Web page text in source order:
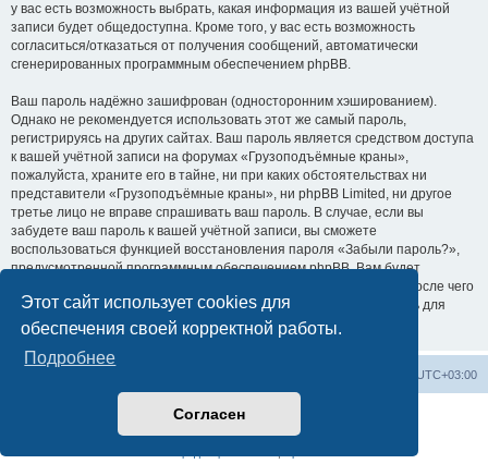
Этот сайт использует cookies для
обеспечения своей корректной работы.
Подробнее
Согласен
у вас есть возможность выбрать, какая информация из вашей учётной
записи будет общедоступна. Кроме того, у вас есть возможность
согласиться/отказаться от получения сообщений, автоматически
сгенерированных программным обеспечением phpBB.
Ваш пароль надёжно зашифрован (односторонним хэшированием).
Однако не рекомендуется использовать этот же самый пароль,
регистрируясь на других сайтах. Ваш пароль является средством доступа
к вашей учётной записи на форумах «Грузоподъёмные краны»,
пожалуйста, храните его в тайне, ни при каких обстоятельствах ни
представители «Грузоподъёмные краны», ни phpBB Limited, ни другое
третье лицо не вправе спрашивать ваш пароль. В случае, если вы
забудете ваш пароль к вашей учётной записи, вы сможете
воспользоваться функцией восстановления пароля «Забыли пароль?»,
предусмотренной программным обеспечением phpBB. Вам будет
необходимо ввести ваше имя пользователя и ваш адрес email, после чего
программное обеспечение phpBB сгенерирует вам новый пароль для
вашей учётной записи.
UTC+03:00
Создано на основеphpBB® Forum Software © phpBB Limited
Русская поддержка phpBB